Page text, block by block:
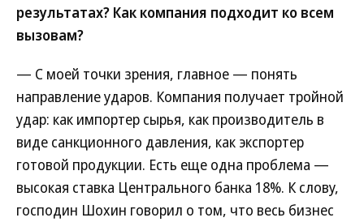
результатах? Как компания подходит ко всем
вызовам?
— С моей точки зрения, главное — понять
направление ударов. Компания получает тройной
удар: как импортер сырья, как производитель в
виде санкционного давления, как экспортер
готовой продукции. Есть еще одна проблема —
высокая ставка Центрального банка 18%. К слову,
господин Шохин говорил о том, что весь бизнес